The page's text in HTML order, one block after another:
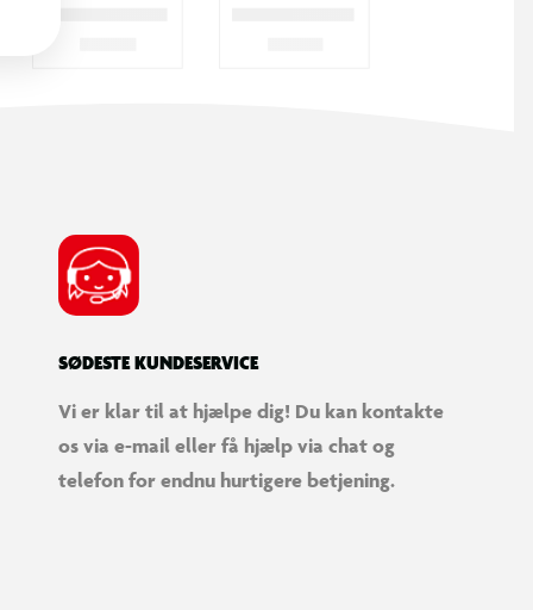
SØDESTE KUNDESERVICE
Vi er klar til at hjælpe dig! Du kan kontakte
os via e-mail eller få hjælp via chat og
telefon for endnu hurtigere betjening.